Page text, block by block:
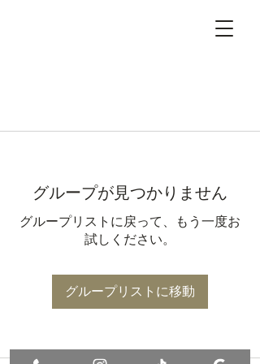
グループが見つかりません
グループリストに戻って、もう一度お
試しください。
グループリストに移動